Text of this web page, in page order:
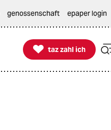
genossenschaft epaper login

taz zahl ich
taz zahl ich